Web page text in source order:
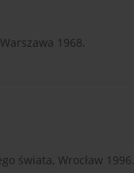
1968.
świata, Wrocław 1996.